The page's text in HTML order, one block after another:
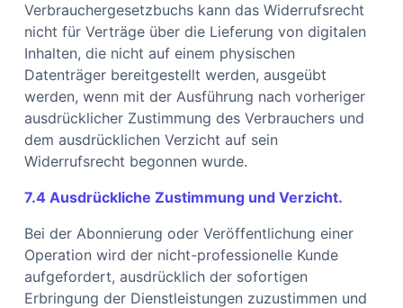
Verbrauchergesetzbuchs kann das Widerrufsrecht
nicht für Verträge über die Lieferung von digitalen
Inhalten, die nicht auf einem physischen
Datenträger bereitgestellt werden, ausgeübt
werden, wenn mit der Ausführung nach vorheriger
ausdrücklicher Zustimmung des Verbrauchers und
dem ausdrücklichen Verzicht auf sein
Widerrufsrecht begonnen wurde.
7.4 Ausdrückliche Zustimmung und Verzicht.
Bei der Abonnierung oder Veröffentlichung einer
Operation wird der nicht-professionelle Kunde
aufgefordert, ausdrücklich der sofortigen
Erbringung der Dienstleistungen zuzustimmen und